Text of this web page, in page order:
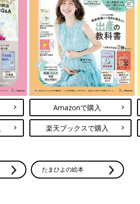
Amazonで購入
楽天ブックスで購入
たまひよの絵本